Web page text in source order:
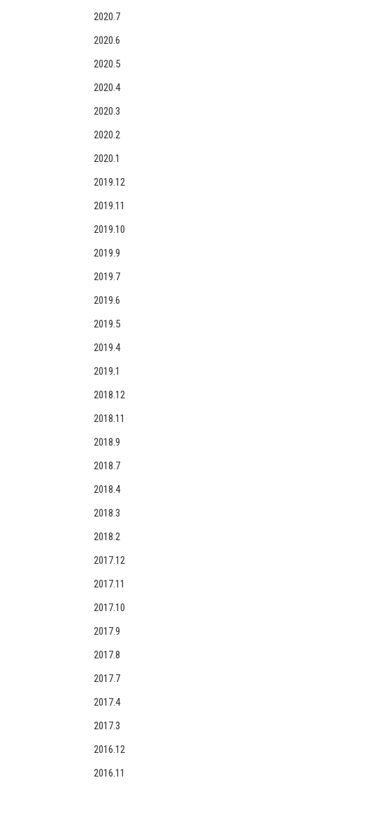
2020.7
2020.6
2020.5
2020.4
2020.3
2020.2
2020.1
2019.12
2019.11
2019.10
2019.9
2019.7
2019.6
2019.5
2019.4
2019.1
2018.12
2018.11
2018.9
2018.7
2018.4
2018.3
2018.2
2017.12
2017.11
2017.10
2017.9
2017.8
2017.7
2017.4
2017.3
2016.12
2016.11